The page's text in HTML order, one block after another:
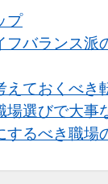
間
関
プ
フバランス派
えておくべき
場選びで大事
するべき職場